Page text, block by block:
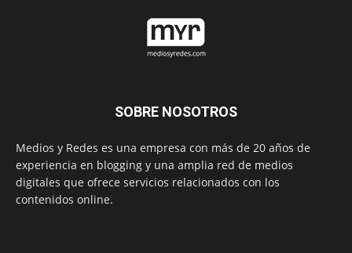
SOBRE NOSOTROS
Medios y Redes es una empresa con más de 20 años de
experiencia en blogging y una amplia red de medios
digitales que ofrece servicios relacionados con los
contenidos online.